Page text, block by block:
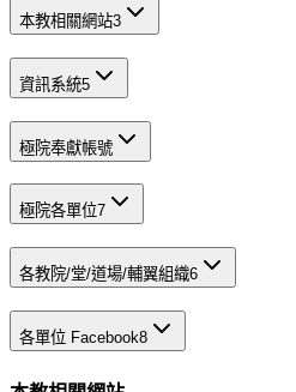
本教相關網站3
資訊系統5
極院奉獻帳號
極院各單位7
各教院/堂/道場/輔翼組織6
各單位 Facebook8